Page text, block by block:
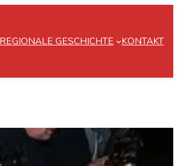
REGIONALE GESCHICHTE KONTAKT